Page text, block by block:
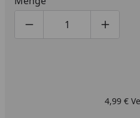
Produktmenge um eins
Produktmenge
4,99 €